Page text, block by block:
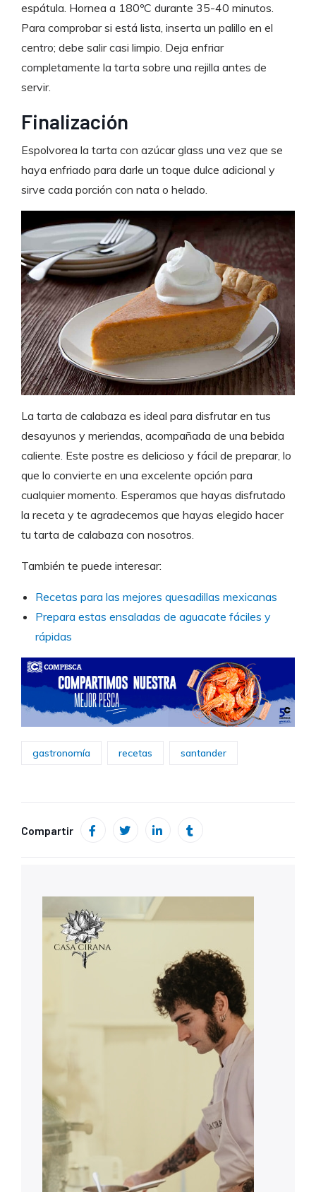
espátula. Hornea a 180ºC durante 35-40 minutos.
Para comprobar si está lista, inserta un palillo en el
centro; debe salir casi limpio. Deja enfriar
completamente la tarta sobre una rejilla antes de
servir.
Finalización
Espolvorea la tarta con azúcar glass una vez que se
haya enfriado para darle un toque dulce adicional y
sirve cada porción con nata o helado.
La tarta de calabaza es ideal para disfrutar en tus
desayunos y meriendas, acompañada de una bebida
caliente. Este postre es delicioso y fácil de preparar, lo
que lo convierte en una excelente opción para
cualquier momento. Esperamos que hayas disfrutado
la receta y te agradecemos que hayas elegido hacer
tu tarta de calabaza con nosotros.
También te puede interesar:
Recetas para las mejores quesadillas mexicanas
Prepara estas ensaladas de aguacate fáciles y
rápidas
gastronomía recetas santander
Compartir